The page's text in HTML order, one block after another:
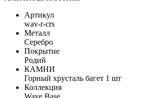
Артикул
wav-r-crs
Металл
Серебро
Покрытие
Родий
КАМНИ
Горный хрусталь багет 1 шт
Коллекция
Wave Base